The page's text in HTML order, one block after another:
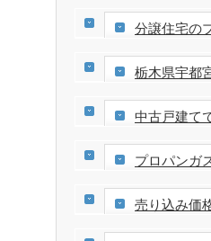
分譲住宅の
栃木県宇都
中古戸建て
プロパンガ
売り込み価